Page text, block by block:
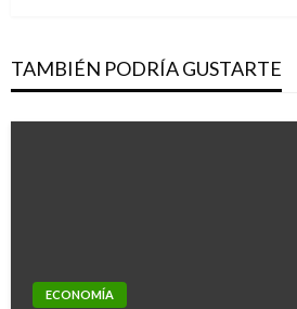
TAMBIÉN PODRÍA GUSTARTE
ECONOMÍA
ECONOMÍA